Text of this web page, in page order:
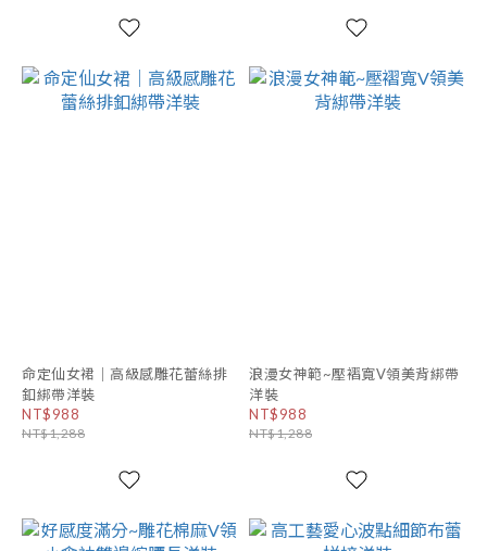
命定仙女裙｜高級感雕花蕾絲排
釦綁帶洋裝
NT$988
NT$1,288
浪漫女神範~壓褶寬V領美背綁帶
洋裝
NT$988
NT$1,288